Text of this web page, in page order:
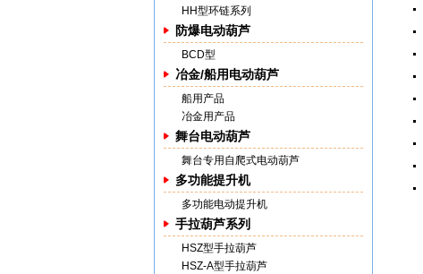
HH型环链系列
防爆电动葫芦
BCD型
冶金/船用电动葫芦
船用产品
冶金用产品
舞台电动葫芦
舞台专用自爬式电动葫芦
多功能提升机
多功能电动提升机
手拉葫芦系列
HSZ型手拉葫芦
HSZ-A型手拉葫芦